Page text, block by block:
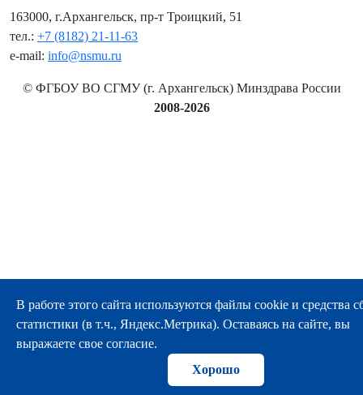
163000, г.Архангельск, пр-т Троицкий, 51
тел.: +7 (8182) 21-11-63
e-mail: info@nsmu.ru
© ФГБОУ ВО СГМУ (г. Архангельск) Минздрава России
2008-2026
В работе этого сайта используются файлы cookie и средства
статистики (в т.ч., Яндекс.Метрика). Оставаясь на сайте, вы
выражаете свое согласие.
Хорошо